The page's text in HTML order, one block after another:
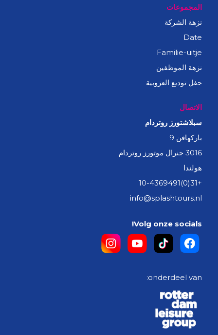
المجموعات
نزهة الشركة
Date
Familie-uitje
نزهة الموظفين
حفل توديع العزوبية
الاتصال
سبلاشتورز روتردام
باركهافن 9
3016 جنرال موتورز روتردام
هولندا
+31(0)10-4369491
info@splashtours.nl
Volg onze socials!
onderdeel van: